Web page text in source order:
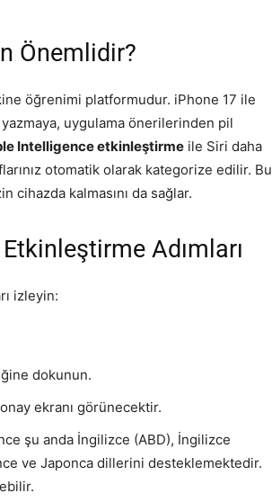
Önemlidir?
öğrenimi platformudur. iPhone 17 ile
uygulama önerilerinden pil
Intelligence etkinleştirme ile Siri daha
otomatik olarak kategorize edilir. Bu
kalmasını da sağlar.
Adımları
izleyin:
dokunun.
ekranı görünecektir.
şu anda İngilizce (ABD), İngilizce
ve Japonca dillerini desteklemektedir.